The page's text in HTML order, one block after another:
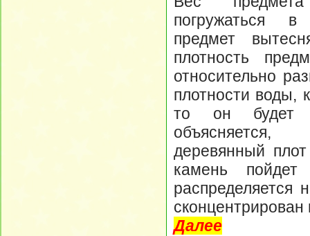
погружаться
предмет
плотность
относительно
плотности воды,
то он будет
деревянный
камень
распределяется
Далее